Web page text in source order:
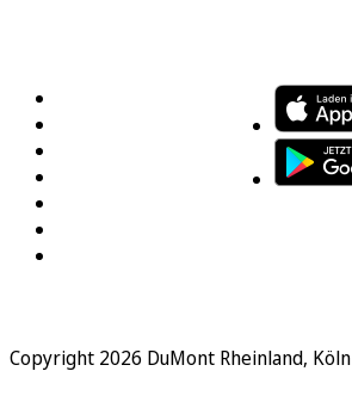
Copyright 2026 DuMont Rheinland, Köln